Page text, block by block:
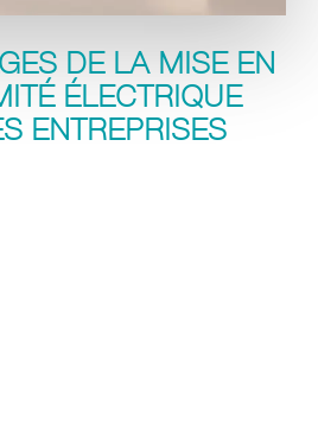
DE LA MISE EN
ÉLECTRIQUE
ENTREPRISES